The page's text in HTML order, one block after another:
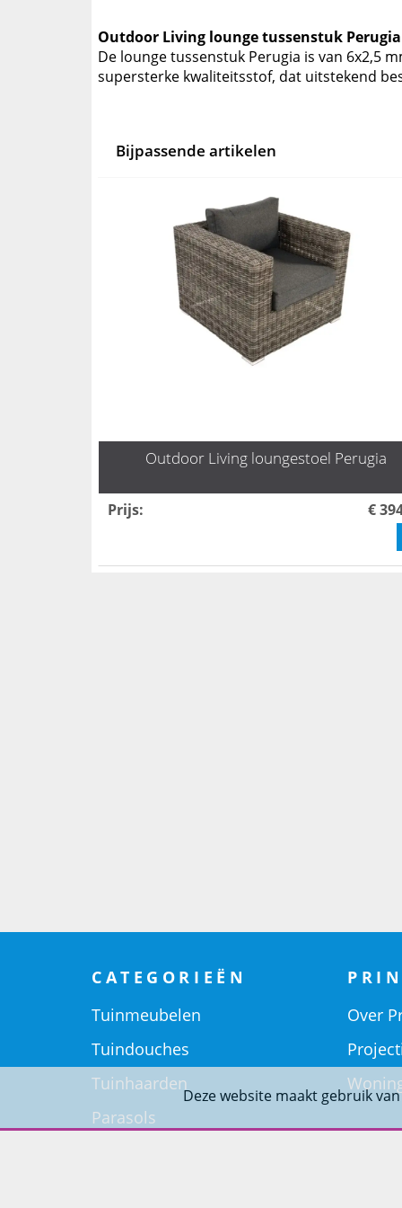
Outdoor Living lounge tussenstuk Perugia
De lounge tussenstuk Perugia is van 6x2,5
supersterke kwaliteitsstof, dat uitstekend
Bijpassende artikelen
Outdoor Living loungestoel Perugia
Prijs: €
Deze website maakt gebruik
CATEGORIEËN
Tuinmeubelen
Tuindouches
Tuinhaarden
Parasols
Over